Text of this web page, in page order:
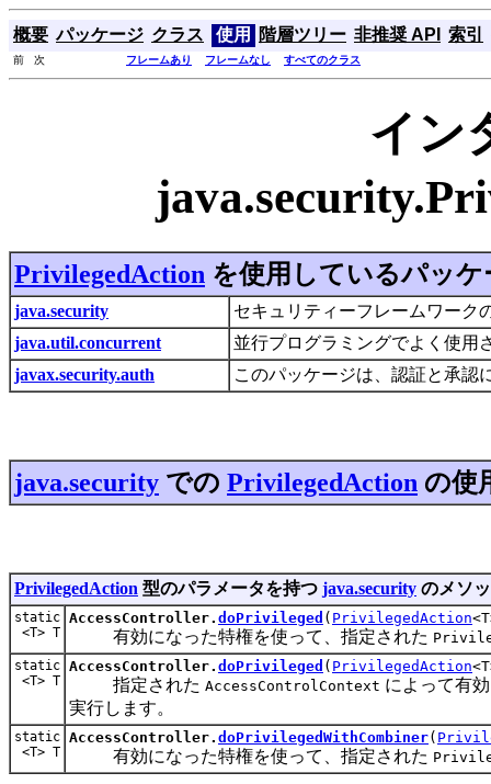
概要 パッケージ クラス 使用 階層ツリー 非推奨 API 索引
前 次 フレームあり フレームなし すべてのクラス
イン
PrivilegedAction を使用しているパッケ
java.security
セキュリティーフレームワーク
java.util.concurrent
並行プログラミングでよく使用
javax.security.auth
このパッケージは、認証と承認
java.security での PrivilegedAction の使
PrivilegedAction 型のパラメータを持つ java.security のメソ
static
<T> T
AccessController. doPrivileged ( PrivilegedAction
有効になった特権を使って、指定された
static
<T> T
AccessController. doPrivileged ( PrivilegedAction
指定された AccessControlContext によって有
実行します。
static
<T> T
AccessController. doPrivilegedWithCombiner(
有効になった特権を使って、指定された